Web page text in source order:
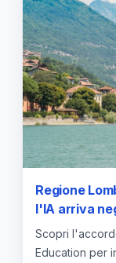
Regione
l'IA arriva
Scopri
Education per